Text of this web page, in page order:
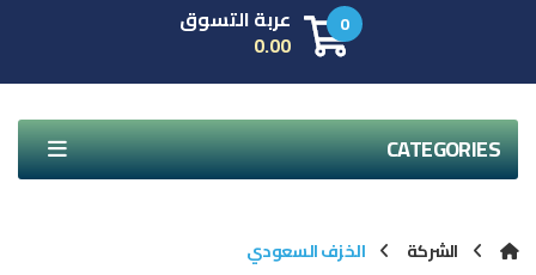
0 عربة التسوق
0.00
CATEGORIES
الشركة الخزف السعودي